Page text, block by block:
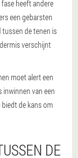
heeft andere
een gebarsten
de tenen is
verschijnt
moet alert een
inwinnen van een
de kans om
DE